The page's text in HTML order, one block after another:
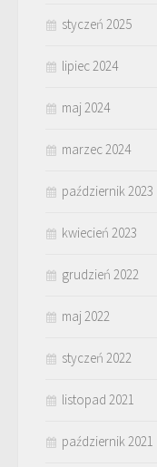
styczeń 2025
lipiec 2024
maj 2024
marzec 2024
październik 2023
kwiecień 2023
grudzień 2022
maj 2022
styczeń 2022
listopad 2021
październik 2021